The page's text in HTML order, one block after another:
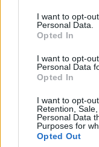
I want to opt-
Personal Data.
Opted In
I want to opt-
Personal Data
Opted In
I want to opt-
Retention,
Personal Data
Purposes for
Opted Out
Οικισμοί έχουν
κάτοικοι σε
Διδυμότειχο,
σε διαρκή
ανησυχίες για
υδάτων.